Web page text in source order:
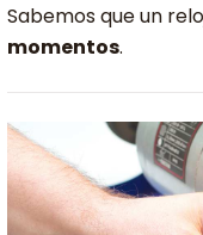
Sabemos que un
momentos.